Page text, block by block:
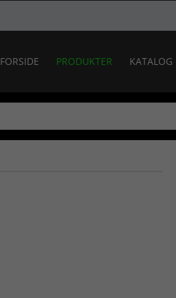
FORSIDE PRODUKTER KATALOG